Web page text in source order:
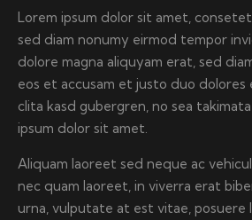
Lorem ipsum dolor sit amet,
sed diam nonumy eirmod tempor
dolore magna aliquyam erat, sed
eos et accusam et justo duo dolores
clita kasd gubergren, no sea
ipsum dolor sit amet.
Aliquam laoreet sed neque ac
nec quam laoreet, in viverra erat
urna, vulputate at est vitae, posuere